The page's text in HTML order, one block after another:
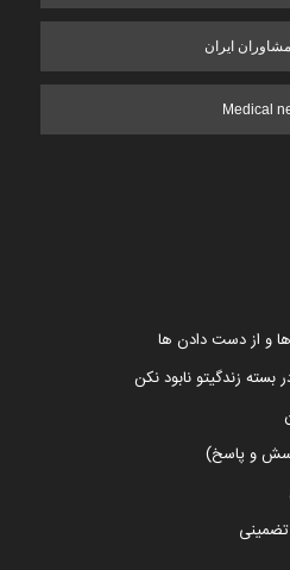
ایران
Medical
و از دست دادن ها
بسته زندگیتو نابود نکن
و پاسخ)